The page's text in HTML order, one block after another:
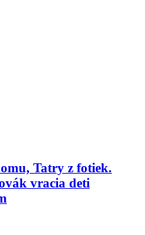
Tatry z fotiek.
vracia deti